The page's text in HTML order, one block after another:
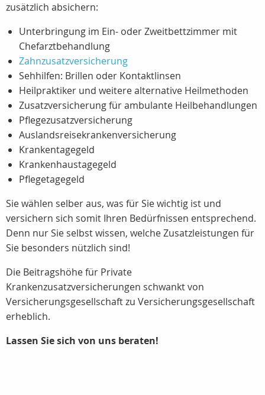
zusätzlich absichern:
Unterbringung im Ein- oder Zweitbettzimmer mit
Chefarztbehandlung
Zahnzusatzversicherung
Sehhilfen: Brillen oder Kontaktlinsen
Heilpraktiker und weitere alternative Heilmethoden
Zusatzversicherung für ambulante Heilbehandlungen
Pflegezusatzversicherung
Auslandsreisekrankenversicherung
Krankentagegeld
Krankenhaustagegeld
Pflegetagegeld
Sie wählen selber aus, was für Sie wichtig ist und
versichern sich somit Ihren Bedürfnissen entsprechend.
Denn nur Sie selbst wissen, welche Zusatzleistungen für
Sie besonders nützlich sind!
Die Beitragshöhe für Private
Krankenzusatzversicherungen schwankt von
Versicherungsgesellschaft zu Versicherungsgesellschaft
erheblich.
Lassen Sie sich von uns beraten!